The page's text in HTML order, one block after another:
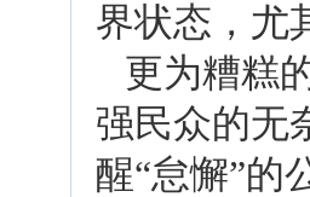
界状态，尤
更为糟糕
强民众的无
醒“怠懈”的